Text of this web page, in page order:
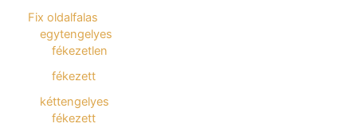
Fix oldalfalas
egytengelyes
fékezetlen
fékezett
kéttengelyes
fékezett